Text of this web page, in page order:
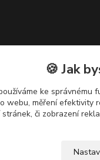
🍪 Jak
ke správnému
webu, měření efektivity
či zobrazení